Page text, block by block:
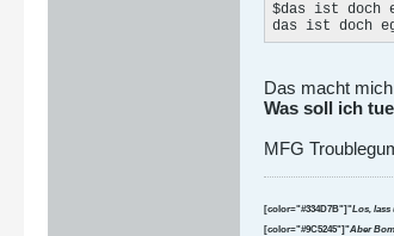
$das ist doch
das ist doch
Das macht
Was soll ich
MFG
[color="#334D7B"]"Los, lass
[color="#9C5245"]"Aber